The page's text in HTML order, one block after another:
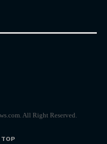
All Right Reserved.
TOP